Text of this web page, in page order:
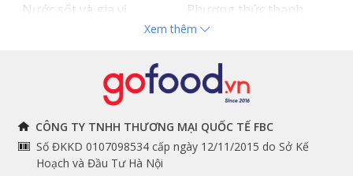
Nước sốt và gia vị
Phương thức thanh
toán
Tuyển dụng
THÔNG TIN
Chính sách và quy định
THEO DÕI NGAY
Facebook
Xem thêm
CÔNG TY TNHH THƯƠNG MẠI QUỐC TẾ FBC
Số ĐKKD 0107098534 cấp ngày 12/11/2015 do Sở Kế
Hoạch và Đầu Tư Hà Nội